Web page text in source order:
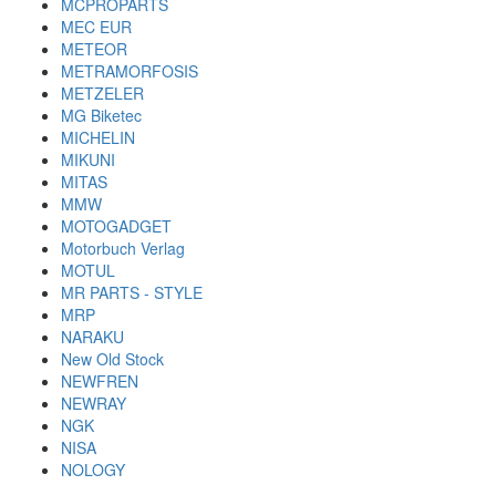
MCPROPARTS
MEC EUR
METEOR
METRAMORFOSIS
METZELER
MG Biketec
MICHELIN
MIKUNI
MITAS
MMW
MOTOGADGET
Motorbuch Verlag
MOTUL
MR PARTS - STYLE
MRP
NARAKU
New Old Stock
NEWFREN
NEWRAY
NGK
NISA
NOLOGY